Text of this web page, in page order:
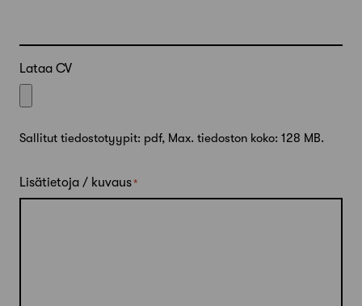
Lataa CV
Sallitut tiedostotyypit: pdf, Max. tiedoston koko: 128 MB.
Lisätietoja / kuvaus